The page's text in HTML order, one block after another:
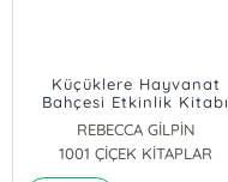
Küçüklere Hayvanat
Bahçesi Etkinlik Kitabı
REBECCA GİLPİN
1001 ÇİÇEK KİTAPLAR